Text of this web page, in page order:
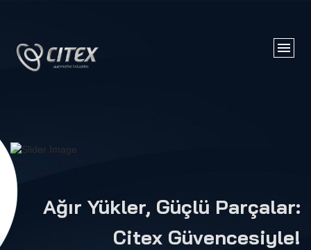
Ağır Yükler, Güçlü Parçalar:
Citex Güvencesiyle!